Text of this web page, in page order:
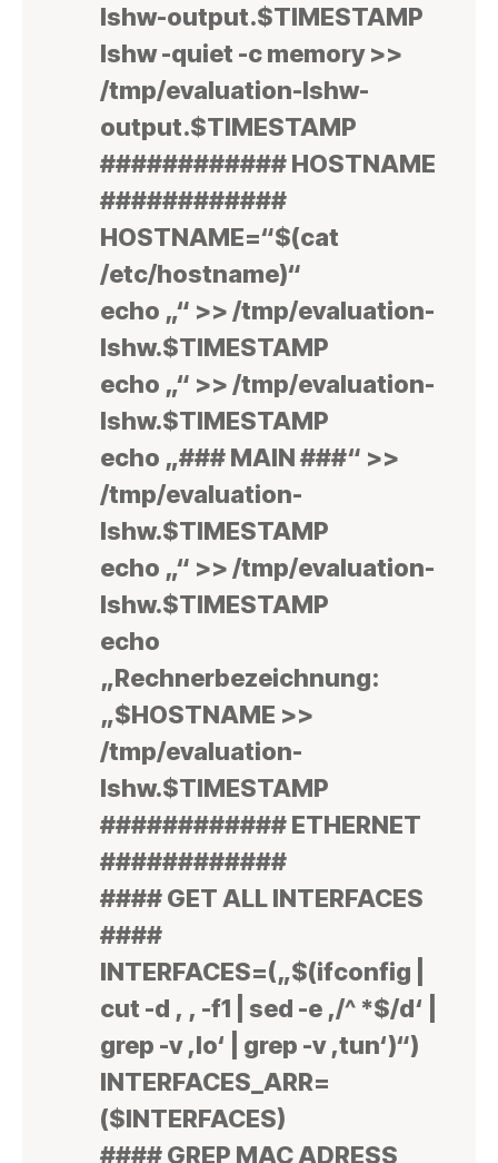
lshw-output.$TIMESTAMP
lshw -quiet -c memory >>
/tmp/evaluation-lshw-
output.$TIMESTAMP
############ HOSTNAME
############
HOSTNAME=“$(cat
/etc/hostname)“
echo „“ >> /tmp/evaluation-
lshw.$TIMESTAMP
echo „“ >> /tmp/evaluation-
lshw.$TIMESTAMP
echo „### MAIN ###“ >>
/tmp/evaluation-
lshw.$TIMESTAMP
echo „“ >> /tmp/evaluation-
lshw.$TIMESTAMP
echo
„Rechnerbezeichnung:
„$HOSTNAME >>
/tmp/evaluation-
lshw.$TIMESTAMP
############ ETHERNET
############
#### GET ALL INTERFACES
####
INTERFACES=(„$(ifconfig |
cut -d ‚ ‚ -f1 | sed -e ‚/^ *$/d‘ |
grep -v ‚lo‘ | grep -v ‚tun‘)“)
INTERFACES_ARR=
($INTERFACES)
#### GREP MAC ADRESS